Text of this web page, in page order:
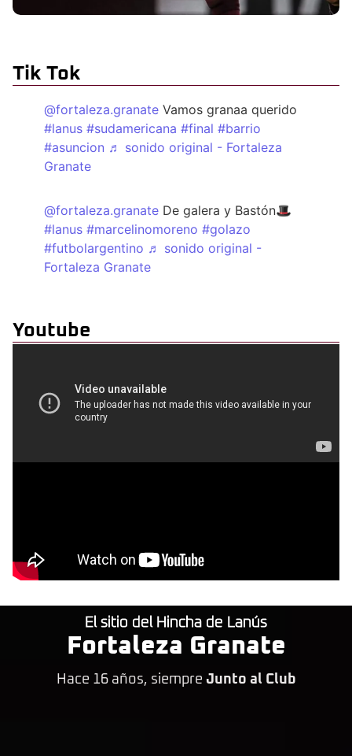
Tik Tok
@fortaleza.granate Vamos granaa querido
#lanus #sudamericana #final #barrio
#asuncion ♬ sonido original - Fortaleza
Granate
@fortaleza.granate De galera y Bastón🎩
#lanus #marcelinomoreno #golazo
#futbolargentino ♬ sonido original -
Fortaleza Granate
Youtube
El sitio del Hincha de Lanús
Fortaleza Granate
Hace 16 años, siempre Junto al Club